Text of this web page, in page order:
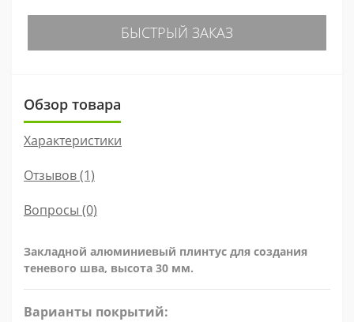
БЫСТРЫЙ ЗАКАЗ
Обзор товара
Характеристики
Отзывов (1)
Вопросы (0)
Закладной алюминиевый плинтус для создания
теневого шва, высота 30 мм.
Варианты покрытий: